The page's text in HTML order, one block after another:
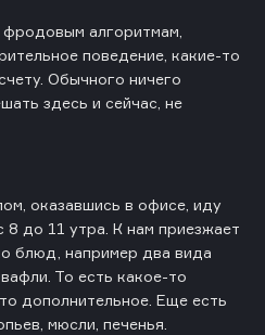
алгоритмам,
поведение, какие-то
Обычного ничего
здесь и сейчас, не
оказавшись в офисе, иду
8 до 11 утра. К нам приезжает
блюд, например два вида
То есть какое-то
дополнительное. Еще есть
мюсли, печенья.